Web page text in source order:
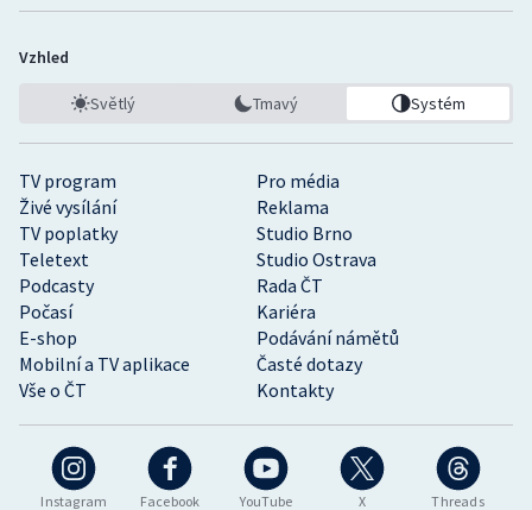
Instagram Facebook YouTube X Threads
TV program
Pro média
Živé vysílání
Reklama
TV poplatky
Studio Brno
Teletext
Studio Ostrava
Podcasty
Rada ČT
Počasí
Kariéra
E-shop
Podávání námětů
Mobilní a TV aplikace
Časté dotazy
Vše o ČT
Kontakty
Vzhled
Světlý Tmavý Systém